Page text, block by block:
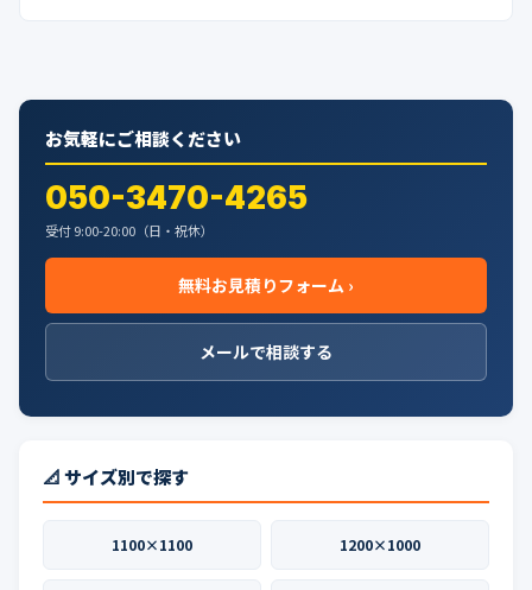
お気軽にご相談ください
050-3470-4265
受付 9:00-20:00（日・祝休）
無料お見積りフォーム ›
メールで相談する
📐 サイズ別で探す
1100×1100 1200×1000